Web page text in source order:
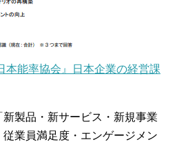
本能率協会』日本企業の経営課
製品・新サービス・新規事業
業員満足度・エンゲージメン